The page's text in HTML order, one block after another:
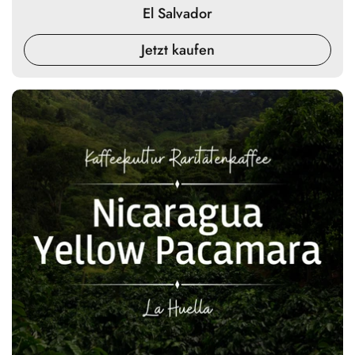
El Salvador
Jetzt kaufen